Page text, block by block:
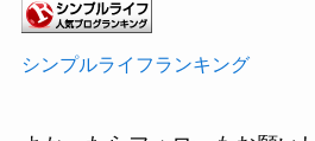
シンプルライフランキング